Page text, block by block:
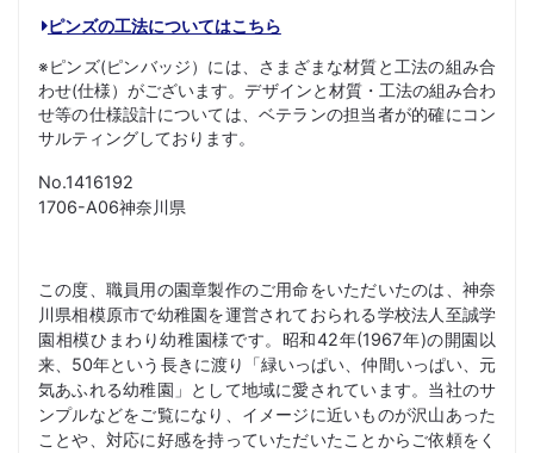
ピンズの工法についてはこちら
※ピンズ(ピンバッジ）には、さまざまな材質と工法の組み合
わせ(仕様）がございます。デザインと材質・工法の組み合わ
せ等の仕様設計については、ベテランの担当者が的確にコン
サルティングしております。
No.1416192
1706-A06神奈川県
この度、職員用の園章製作のご用命をいただいたのは、神奈
川県相模原市で幼稚園を運営されておられる学校法人至誠学
園相模ひまわり幼稚園様です。昭和42年(1967年)の開園以
来、50年という長きに渡り「緑いっぱい、仲間いっぱい、元
気あふれる幼稚園」として地域に愛されています。当社のサ
ンプルなどをご覧になり、イメージに近いものが沢山あった
ことや、対応に好感を持っていただいたことからご依頼をく